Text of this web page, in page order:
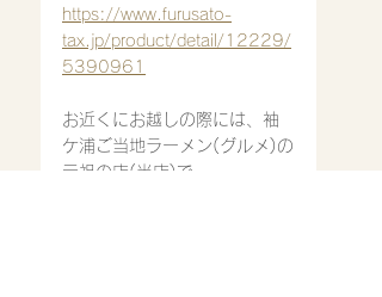
https://www.furusato-
tax.jp/product/detail/12229/
5390961
お近くにお越しの際には、袖
ケ浦ご当地ラーメン(グルメ)の
元祖の店(当店)で